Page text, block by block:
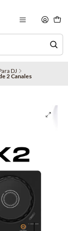
DJ
2 Canales